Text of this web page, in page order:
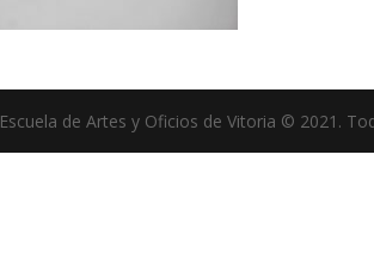
Escuela de Artes y Oficios de Vitoria © 2021.